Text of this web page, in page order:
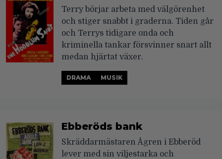
Terry börjar arbeta med välgörenhet
och stiger snabbt i graderna. Tiden går
och Terrys tidigare onda och
kriminella tankar försvinner snart allt
medan hjärtat växer.
DRAMA MUSIK
Ebberöds bank
Skräddarmästaren Ågren i Ebberöd
lever med sin viljestarka och